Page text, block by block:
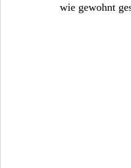
wie gewohnt